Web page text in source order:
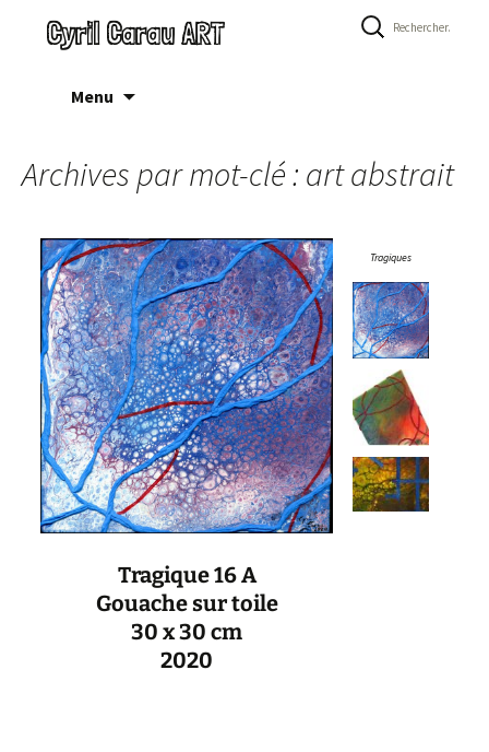
Cyril Carau ART Rechercher :
Menu
Archives par mot-clé : art abstrait
Tragique 16 A
Gouache sur toile
30 x 30 cm
2020
Tragiques